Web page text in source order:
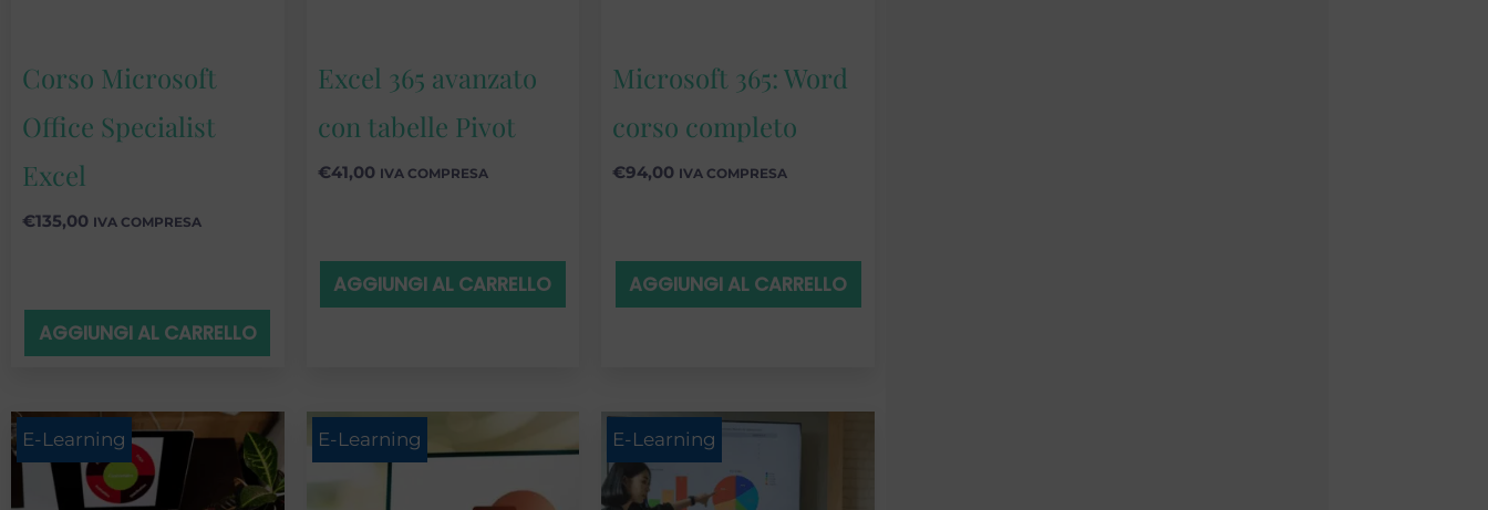
Corso Microsoft
Office Specialist
Excel
€135,00 IVA COMPRESA
AGGIUNGI AL CARRELLO
Excel 365 avanzato
con tabelle Pivot
€41,00 IVA COMPRESA
AGGIUNGI AL CARRELLO
Microsoft 365: Word
corso completo
€94,00 IVA COMPRESA
AGGIUNGI AL CARRELLO
E-Learning E-Learning E-Learning